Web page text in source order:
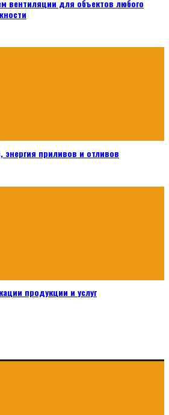
вентиляции для объектов любого
энергия приливов и отливов
продукции и услуг